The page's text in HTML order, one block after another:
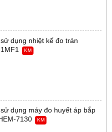
dụng nhiệt kế đo trán
KM
dụng máy đo huyết áp bắp
7130
KM